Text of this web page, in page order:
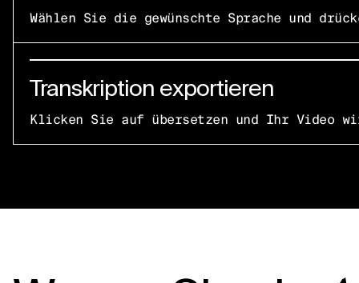
Wählen Sie die gewünschte Sprache und
Transkription exportieren
Klicken Sie auf übersetzen und Ihr Video